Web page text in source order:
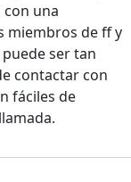
una
miembros de ff y
ser tan
contactar con
fáciles de